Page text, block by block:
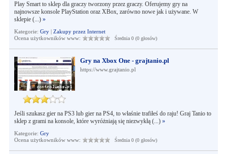
Play Smart to sklep dla graczy tworzony przez graczy. Oferujemy gry na
najnowsze konsole PlayStation oraz XBox, zarówno nowe jak i używane. W
sklepie (...) »
Kategorie: Gry| Zakupy przez Internet
Ocena użytkowników www:
Średnia 0 (0 głosów)
Gry na Xbox One - grajtanio.pl
https://www.grajtanio.pl
Jeśli szukasz gier na PS3 lub gier na PS4, to właśnie trafiłeś do raju! Graj Tanio to
sklep z grami na konsole, które wyróżniają się niezwykłą (...) »
Kategorie: Gry
Ocena użytkowników www:
Średnia 0 (0 głosów)